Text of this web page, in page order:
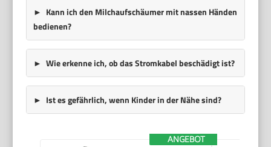
Kann ich den Milchaufschäumer mit nassen Händen
bedienen?
Wie erkenne ich, ob das Stromkabel beschädigt ist?
Ist es gefährlich, wenn Kinder in der Nähe sind?
ANGEBOT